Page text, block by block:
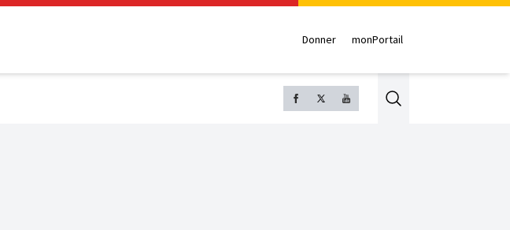
Donner monPortail
Search